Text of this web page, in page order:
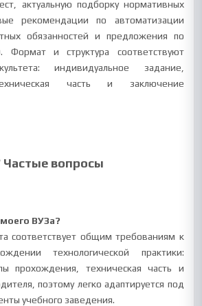
актуальную подборку нормативных
рекомендации по автоматизации
обязанностей и предложения по
и структура соответствуют
индивидуальное задание,
часть и заключение
Частые вопросы
ВУЗа?
соответствует общим требованиям к
технологической практики:
прохождения, техническая часть и
поэтому легко адаптируется под
учебного заведения.